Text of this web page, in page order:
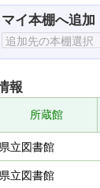
マイ本棚へ追加
報
所蔵館
県立図書館
県立図書館